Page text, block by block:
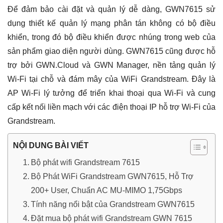
Để đảm bảo cài đặt và quản lý dễ dàng, GWN7615 sử
dụng thiết kế quản lý mạng phân tán không có bộ điều
khiển, trong đó bộ điều khiển được nhúng trong web của
sản phẩm giao diện người dùng. GWN7615 cũng được hỗ
trợ bởi GWN.Cloud và GWN Manager, nền tảng quản lý
Wi-Fi tại chỗ và đám mây của WiFi Grandstream. Đây là
AP Wi-Fi lý tưởng để triển khai thoại qua Wi-Fi và cung
cấp kết nối liền mạch với các điện thoại IP hỗ trợ Wi-Fi của
Grandstream.
NỘI DUNG BÀI VIẾT
Bộ phát wifi Grandstream 7615
Bộ Phát WiFi Grandstream GWN7615, Hỗ Trợ
200+ User, Chuẩn AC MU-MIMO 1,75Gbps
Tính năng nổi bật của Grandstream GWN7615
Đặt mua bộ phát wifi Grandstream GWN 7615